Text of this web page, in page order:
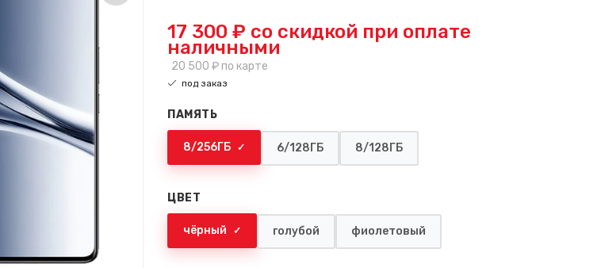
17 300 ₽ со скидкой при оплате
наличными
20 500 ₽ по карте
под заказ
ПАМЯТЬ
8/256ГБ 6/128ГБ 8/128ГБ
ЦВЕТ
чёрный голубой фиолетовый